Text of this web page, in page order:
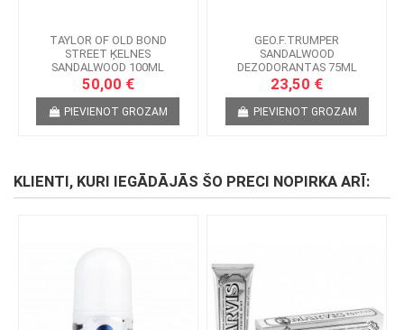
TAYLOR OF OLD BOND
STREET ĶELNES
SANDALWOOD 100ML
50,00 €
PIEVIENOT GROZAM
GEO.F.TRUMPER
SANDALWOOD
DEZODORANTAS 75ML
23,50 €
PIEVIENOT GROZAM
KLIENTI, KURI IEGĀDĀJĀS ŠO PRECI NOPIRKA ARĪ: